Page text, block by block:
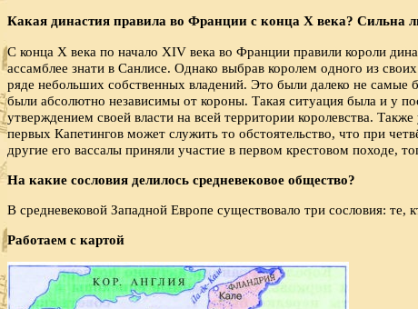
Какая династия правила во Франции с конца X века? Сильна
С конца X века по начало XIV века во Франции правили короли
ассамблее знати в Санлисе. Однако выбрав королем одного из
ряде небольших собственных владений. Это были далеко не самые
были абсолютно независимы от короны. Такая ситуация была и у
утверждением своей власти на всей территории королевства.
первых Капетингов может служить то обстоятельство, что при
другие его вассалы приняли участие в первом крестовом походе,
На какие сословия делилось средневековое общество?
В средневековой Западной Европе существовало три сословия:
Работаем с картой